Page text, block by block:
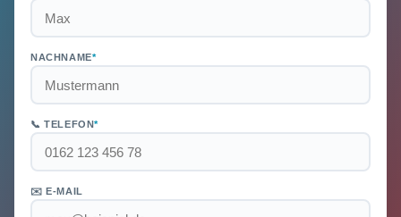
NACHNAME*
📞 TELEFON*
✉️ E-MAIL